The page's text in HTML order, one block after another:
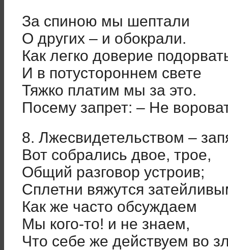
За спиною мы шептали
О других – и обокрали.
Как легко доверие
И в потустороннем свете
Тяжко платим мы за это.
Посему запрет: – Не
8. Лжесвидетельством –
Вот собрались двое, трое,
Общий разговор устроив;
Сплетни вяжутся
Как же часто обсуждаем
Мы кого-то! и не знаем,
Что себе же действуем во